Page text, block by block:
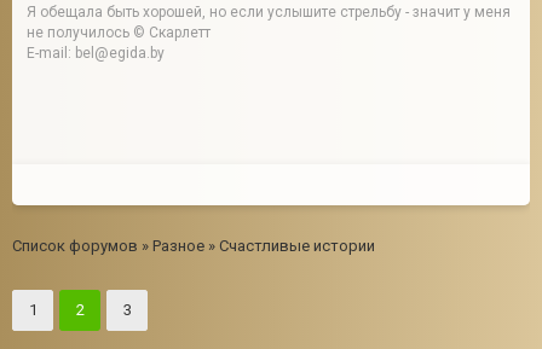
Я обещала быть хорошей, но если услышите стрельбу - значит у меня
не получилось © Скарлетт
E-mail: bel@egida.by
Список форумов » Разное » Счастливые истории
1 2 3